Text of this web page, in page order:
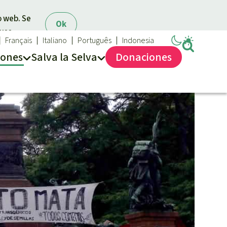
Ok
Se
Salva la Selva
Salva la Selva
Acerca de Salva la Selva
40 años Salva la Selva
En los Medios
FAQ
Transparencia
Contacto
Français Italiano Português Indonesia
Donaciones
Combatir y prevenir los